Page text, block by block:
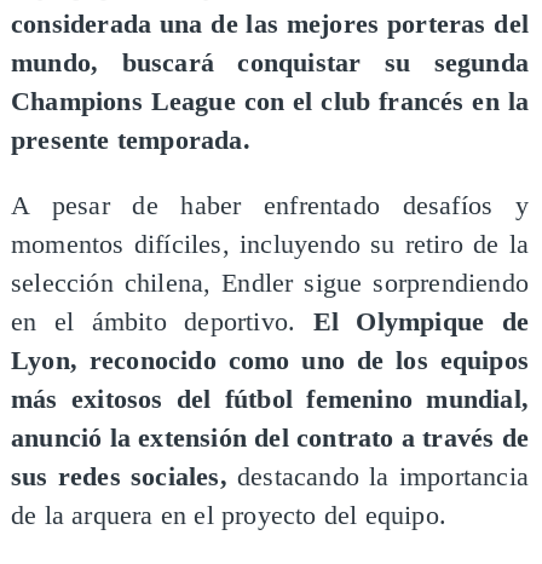
considerada una de las mejores porteras del
mundo, buscará conquistar su segunda
Champions League con el club francés en la
presente temporada.
A pesar de haber enfrentado desafíos y
momentos difíciles, incluyendo su retiro de la
selección chilena, Endler sigue sorprendiendo
en el ámbito deportivo. El Olympique de
Lyon, reconocido como uno de los equipos
más exitosos del fútbol femenino mundial,
anunció la extensión del contrato a través de
sus redes sociales, destacando la importancia
de la arquera en el proyecto del equipo.